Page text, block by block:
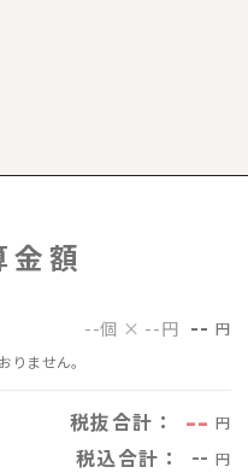
金額
--個 × --円 -- 円
りません。
税抜合計： -- 円
税込合計： -- 円